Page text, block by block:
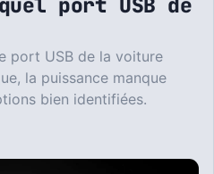
port USB de la voiture
la puissance manque
bien identifiées.